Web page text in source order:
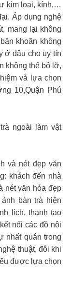
kim loại, kính,…
Áp dụng nghệ
mang lại không
khoăn không
ở đâu cho uy tín
không thể bỏ lỡ,
và lựa chọn
10,Quận Phú
ngoài làm vật
và nét đẹp văn
khách đến nhà
nét văn hóa đẹp
bàn trà hiện
lịch, thanh tao
nối các đồ nội
nhất quán trong
thuật, đôi khi
được lựa chọn